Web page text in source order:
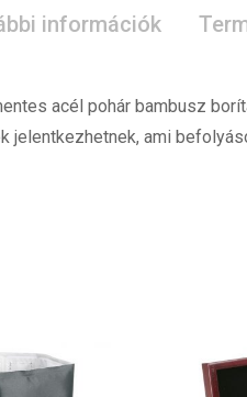
információk
acél pohár bambusz
jelentkezhetnek, ami